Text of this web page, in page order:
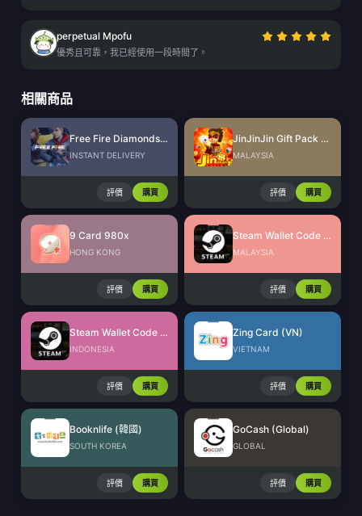
perpetual Mpofu
優秀且可靠，我已經使用一段時間了。
相關商品
Free Fire Diamonds EU + TR
INSTANT DELIVERY
評價 購買
JinJinJin Gift Pack Redeem Code
MALAYSIA
評價 購買
9 Card 980x
HONG KONG
評價 購買
Steam Wallet Code (MYR)
MALAYSIA
評價 購買
Steam Wallet Code (IDR)
INDONESIA
評價 購買
Zing Card (VN)
VIETNAM
評價 購買
Booknlife (韓國)
SOUTH KOREA
評價 購買
GoCash (Global)
GLOBAL
評價 購買